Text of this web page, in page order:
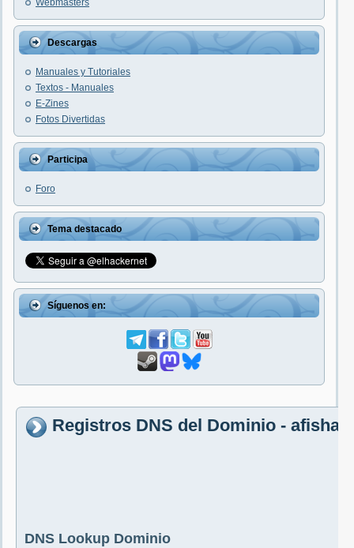
Webmasters
Descargas
Manuales y Tutoriales
Textos - Manuales
E-Zines
Fotos Divertidas
Participa
Foro
Tema destacado
Síguenos en:
Registros DNS del Dominio -
DNS Lookup Dominio